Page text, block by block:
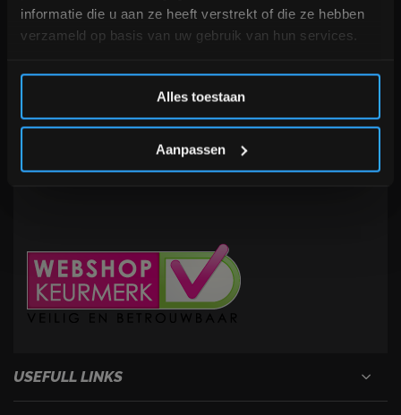
informatie die u aan ze heeft verstrekt of die ze hebben
verzameld op basis van uw gebruik van hun services.
Alles toestaan
Aanpassen
KLANTENSERVICE
+31 (0)24 645 1309
info@fitnesskoerier.nl
USEFULL LINKS
Inschrijven
*Verzendkosten vallen buiten de korting